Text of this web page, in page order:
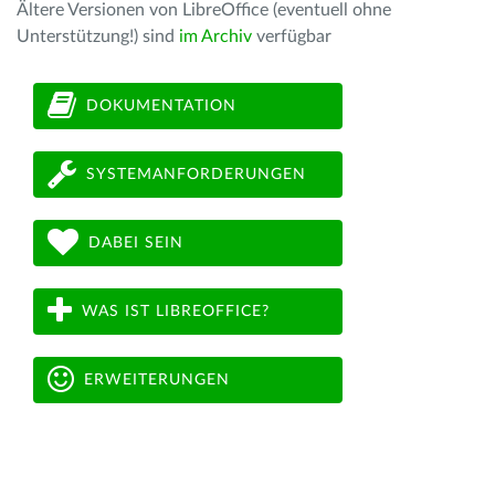
Ältere Versionen von LibreOffice (eventuell ohne
Unterstützung!) sind im Archiv verfügbar
DOKUMENTATION
SYSTEMANFORDERUNGEN
DABEI SEIN
WAS IST LIBREOFFICE?
ERWEITERUNGEN